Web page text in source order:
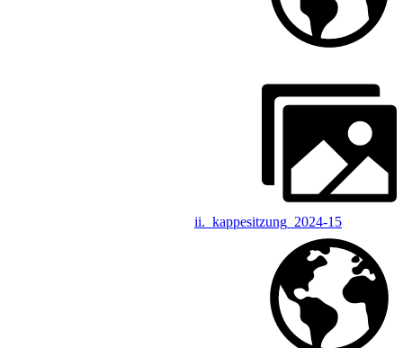
ii._kappesitzung_2024-15